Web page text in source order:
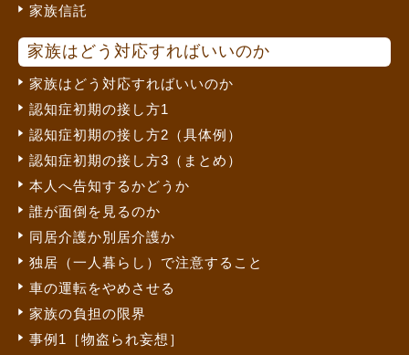
家族信託
家族はどう対応すればいいのか
家族はどう対応すればいいのか
認知症初期の接し方1
認知症初期の接し方2（具体例）
認知症初期の接し方3（まとめ）
本人へ告知するかどうか
誰が面倒を見るのか
同居介護か別居介護か
独居（一人暮らし）で注意すること
車の運転をやめさせる
家族の負担の限界
事例1［物盗られ妄想］